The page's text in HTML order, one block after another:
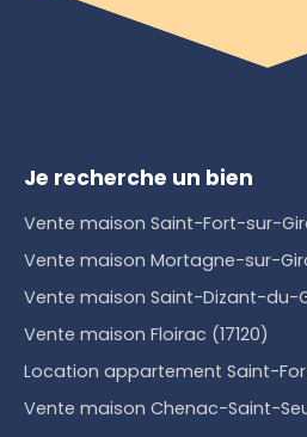
Je recherche un bien
Vente maison Saint-Fort-sur-
Vente maison Mortagne-sur-
Vente maison Saint-Dizant-du-
Vente maison Floirac (17120)
Location appartement Saint-
Vente maison Chenac-Saint-